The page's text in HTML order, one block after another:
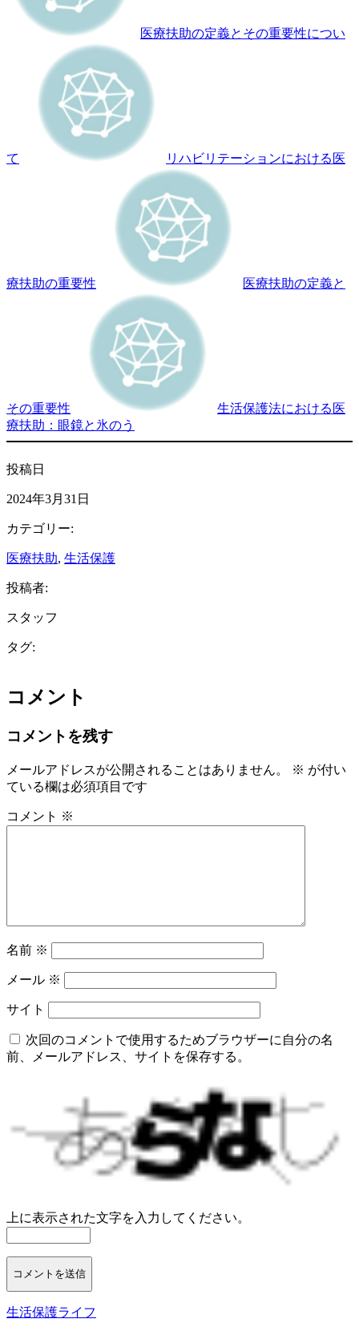
医療扶助の定義とその重要性につい
て リハビリテーションにおける医
療扶助の重要性 医療扶助の定義と
その重要性
生活保護法における医
療扶助：眼鏡と氷のう
投稿日
2024年3月31日
カテゴリー:
医療扶助, 生活保護
投稿者:
スタッフ
タグ:
コメント
コメントを残す
メールアドレスが公開されることはありません。 ※ が付い
ている欄は必須項目です
コメント ※
名前 ※
メール ※
サイト
次回のコメントで使用するためブラウザーに自分の名
前、メールアドレス、サイトを保存する。
上に表示された文字を入力してください。
生活保護ライフ